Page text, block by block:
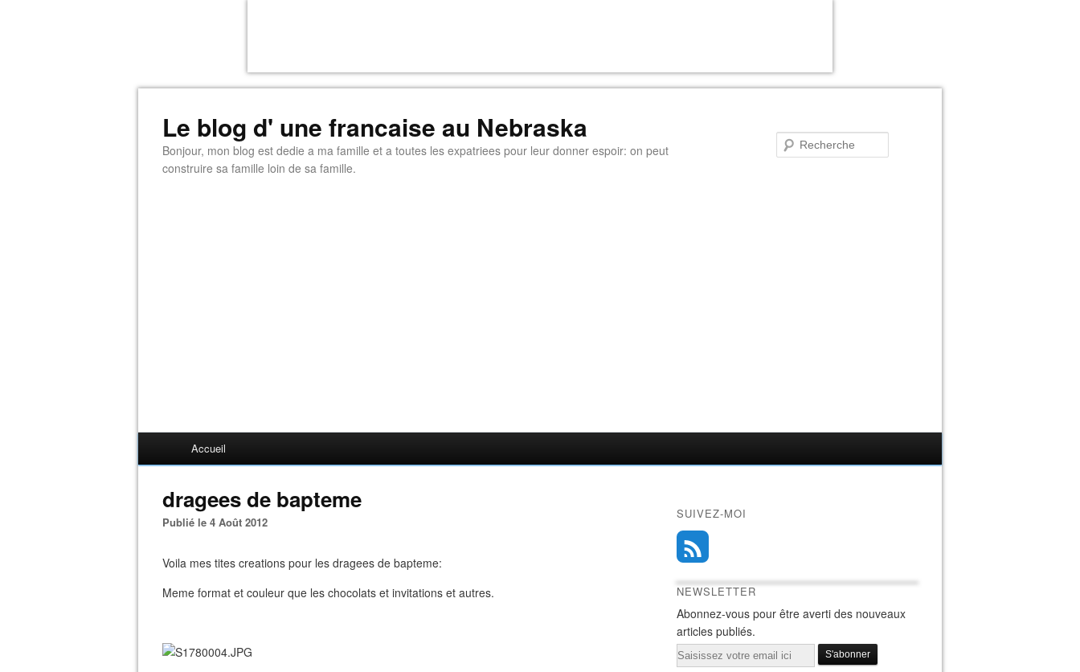
Le blog d' une francaise au Nebraska
Bonjour, mon blog est dedie a ma famille et a toutes les expatriees pour leur donner espoir: on peut
construire sa famille loin de sa famille.
Accueil
dragees de bapteme
Publié le 4 Août 2012
Voila mes tites creations pour les dragees de bapteme:
Meme format et couleur que les chocolats et invitations et autres.
SUIVEZ-MOI
NEWSLETTER
Abonnez-vous pour être averti des nouveaux
articles publiés.
Email